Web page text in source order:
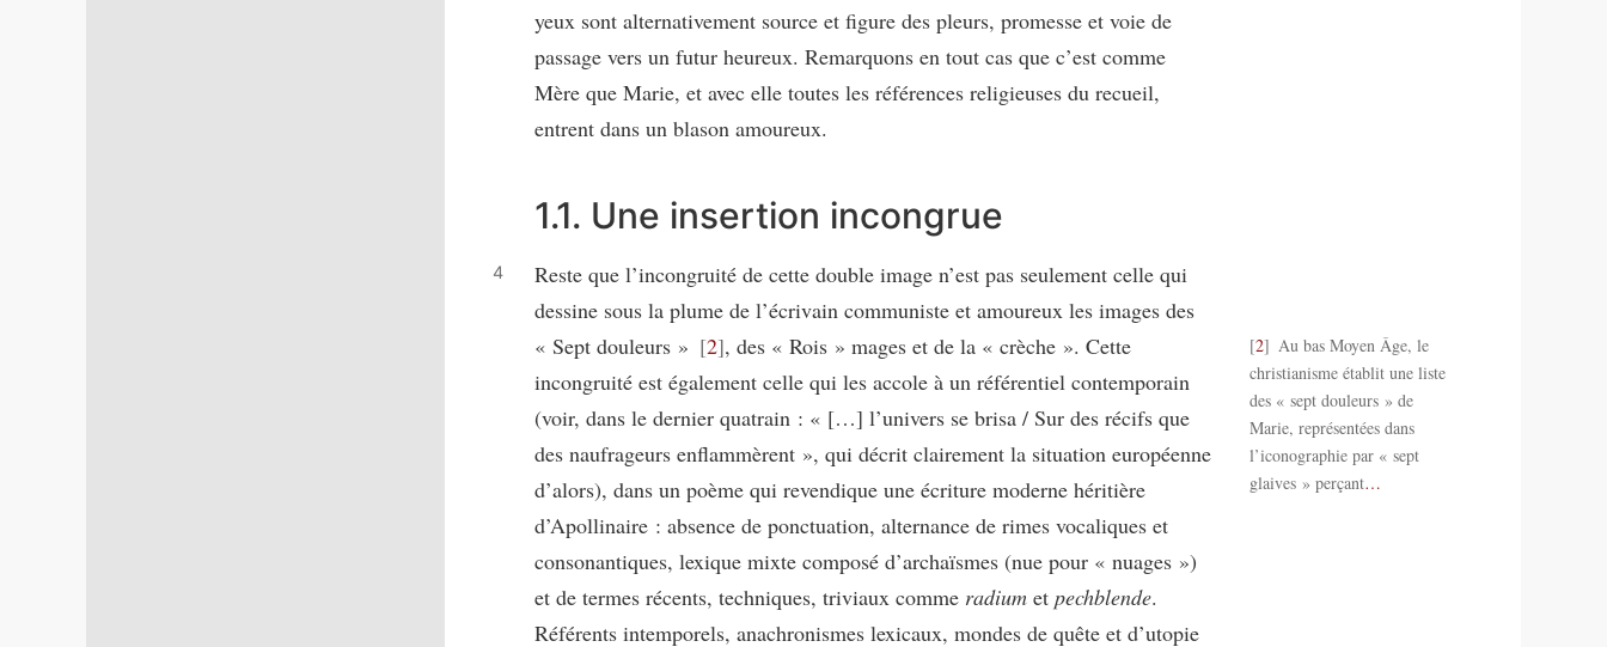
yeux sont alternativement source et figure des pleurs, promesse et voie de
passage vers un futur heureux. Remarquons en tout cas que c’est comme
Mère que Marie, et avec elle toutes les références religieuses du recueil,
entrent dans un blason amoureux.
1.1. Une insertion incongrue
Reste que l’incongruité de cette double image n’est pas seulement celle qui
dessine sous la plume de l’écrivain communiste et amoureux les images des
« Sept douleurs »
2 , des « Rois » mages et de la « crèche ». Cette
incongruité est également celle qui les accole à un référentiel contemporain
(voir, dans le dernier quatrain : « […] l’univers se brisa / Sur des récifs que
des naufrageurs enflammèrent », qui décrit clairement la situation européenne
d’alors), dans un poème qui revendique une écriture moderne héritière
d’Apollinaire : absence de ponctuation, alternance de rimes vocaliques et
consonantiques, lexique mixte composé d’archaïsmes (nue pour « nuages »)
et de termes récents, techniques, triviaux comme radium et pechblende.
Référents intemporels, anachronismes lexicaux, mondes de quête et d’utopie
2
Au bas Moyen Âge, le
christianisme établit une liste
des « sept douleurs » de
Marie, représentées dans
l’iconographie par « sept
glaives » perçant…